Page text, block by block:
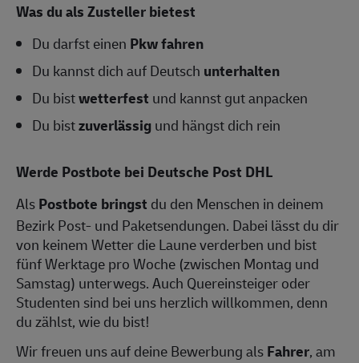
Was du als Zusteller bietest
Du darfst einen Pkw fahren
Du kannst dich auf Deutsch unterhalten
Du bistwetterfest und kannst gut anpacken
Du bistzuverlässigund hängst dich rein
Werde Postbote bei Deutsche Post DHL
AlsPostbote bringst du den Menschen in deinem
Bezirk Post- und Paketsendungen. Dabei lässt du dir
von keinem Wetter die Laune verderben und bist
fünf Werktage pro Woche (zwischen Montag und
Samstag) unterwegs. Auch Quereinsteiger oder
Studenten sind bei uns herzlich willkommen, denn
du zählst, wie du bist!
Wir freuen uns auf deine Bewerbung alsFahrer, am